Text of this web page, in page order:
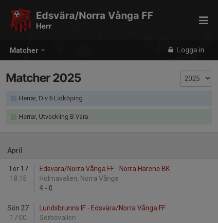
Matcher Logga in
Edsvära/Norra Vånga FF
Herr
Matcher 2025
Herrar, Div 6 Lidköping
Herrar, Utveckling B Vara
April
Tor 17
18:15
Edsvära/Norra Vånga FF - Norra Härene BK
Holmavallen, Norra Vånga
4 - 0
Sön 27
17:00
Lundsbrunns IF - Edsvära/Norra Vånga FF
Sörbovallen